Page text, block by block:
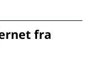
fra